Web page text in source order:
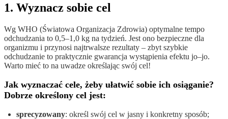
1. Wyznacz sobie cel
Wg WHO (Światowa Organizacja Zdrowia) optymalne tempo
odchudzania to 0,5–1,0 kg na tydzień. Jest ono bezpieczne dla
organizmu i przynosi najtrwalsze rezultaty – zbyt szybkie
odchudzanie to praktycznie gwarancja wystąpienia efektu jo–jo.
Warto mieć to na uwadze określając swój cel!
Jak wyznaczać cele, żeby ułatwić sobie ich osiąganie?
Dobrze określony cel jest:
sprecyzowany: określ swój cel w jasny i konkretny sposób;